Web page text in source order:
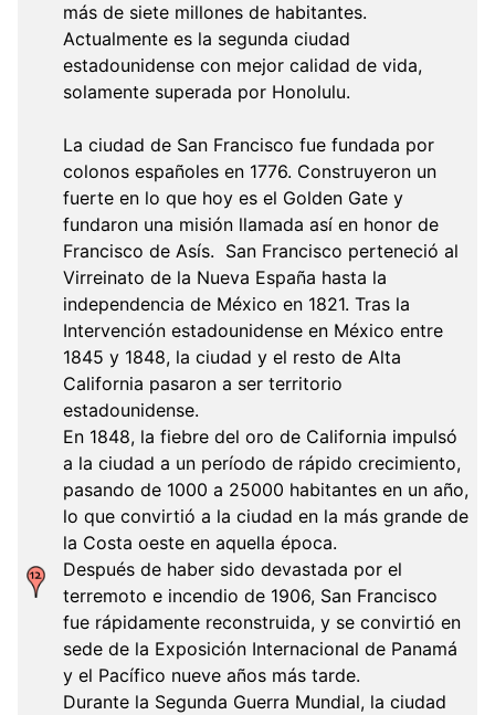
más de siete millones de habitantes.
Actualmente es la segunda ciudad
estadounidense con mejor calidad de vida,
solamente superada por Honolulu.
La ciudad de San Francisco fue fundada por
colonos españoles en 1776. Construyeron un
fuerte en lo que hoy es el Golden Gate y
fundaron una misión llamada así en honor de
Francisco de Asís. San Francisco perteneció al
Virreinato de la Nueva España hasta la
independencia de México en 1821. Tras la
Intervención estadounidense en México entre
1845 y 1848, la ciudad y el resto de Alta
California pasaron a ser territorio
estadounidense.
En 1848, la fiebre del oro de California impulsó
a la ciudad a un período de rápido crecimiento,
pasando de 1000 a 25000 habitantes en un año,
lo que convirtió a la ciudad en la más grande de
la Costa oeste en aquella época.
Después de haber sido devastada por el
terremoto e incendio de 1906, San Francisco
fue rápidamente reconstruida, y se convirtió en
sede de la Exposición Internacional de Panamá
y el Pacífico nueve años más tarde.
Durante la Segunda Guerra Mundial, la ciudad